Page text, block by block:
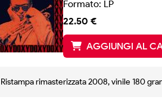
Formato: LP
22.50 €
AGGIUNGI AL
Ristampa rimasterizzata 2008, vinile 180